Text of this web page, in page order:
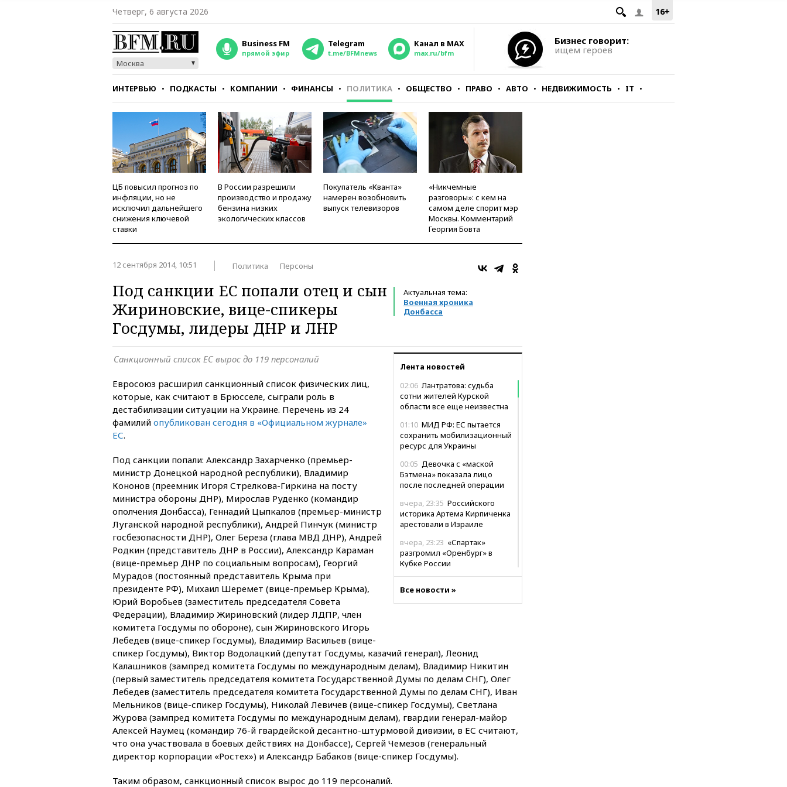
16+
Четверг, 6 августа 2026
Москва
Business FM
прямой эфир
Telegram
t.me/BFMnews
Канал в MAX
max.ru/bfm
Бизнес говорит:
ищем героев
ИНТЕРВЬЮ ПОДКАСТЫ КОМПАНИИ ФИНАНСЫ ПОЛИТИКА ОБЩЕСТВО ПРАВО АВТО НЕДВИЖИМОСТЬ IT
СТИЛЬ ТЕСТЫ
ЦБ повысил прогноз по
инфляции, но не
исключил дальнейшего
снижения ключевой
ставки
В России разрешили
производство и продажу
бензина низких
экологических классов
Покупатель «Кванта»
намерен возобновить
выпуск телевизоров
«Никчемные
разговоры»: с кем на
самом деле спорит мэр
Москвы. Комментарий
Георгия Бовта
12 сентября 2014, 10:51 Политика Персоны
Актуальная тема:
Военная хроника
Донбасса
Под санкции ЕС попали отец и сын
Жириновские, вице-спикеры
Госдумы, лидеры ДНР и ЛНР
Лента новостей
02:06 Лантратова: судьба
сотни жителей Курской
области все еще неизвестна
01:10 МИД РФ: ЕС пытается
сохранить мобилизационный
ресурс для Украины
00:05 Девочка с «маской
Бэтмена» показала лицо
после последней операции
вчера, 23:35 Российского
историка Артема Кирпиченка
арестовали в Израиле
вчера, 23:23 «Спартак»
разгромил «Оренбург» в
Кубке России
X о миграционном кризисе в
Сеуте набрал миллион
означает прекращения
производства телевизоров в
вчера, 22:35 Семь грузовых
вагонов сошли с рельсов в
Оренбургской области
вчера, 22:22Минфин: в июле
выросли нефтегазовые
доходы российского бюджета
Все новости »
Санкционный список ЕС вырос до 119 персоналий
Евросоюз расширил санкционный список физических лиц,
которые, как считают в Брюсселе, сыграли роль в
дестабилизации ситуации на Украине. Перечень из 24
фамилий опубликован сегодня в «Официальном журнале»
ЕС.
Под санкции попали: Александр Захарченко (премьер-
министр Донецкой народной республики), Владимир
Кононов (преемник Игоря Стрелкова-Гиркина на посту
министра обороны ДНР), Мирослав Руденко (командир
ополчения Донбасса), Геннадий Цыпкалов (премьер-министр
Луганской народной республики), Андрей Пинчук (министр
госбезопасности ДНР), Олег Береза (глава МВД ДНР), Андрей
Родкин (представитель ДНР в России), Александр Караман
(вице-премьер ДНР по социальным вопросам), Георгий
Мурадов (постоянный представитель Крыма при
президенте РФ), Михаил Шеремет (вице-премьер Крыма),
Юрий Воробьев (заместитель председателя Совета
Федерации), Владимир Жириновский (лидер ЛДПР, член
комитета Госдумы по обороне), сын Жириновского Игорь
Лебедев (вице-спикер Госдумы), Владимир Васильев (вице-
спикер Госдумы), Виктор Водолацкий (депутат Госдумы, казачий генерал), Леонид
Калашников (зампред комитета Госдумы по международным делам), Владимир Никитин
(первый заместитель председателя комитета Государственной Думы по делам СНГ), Олег
Лебедев (заместитель председателя комитета Государственной Думы по делам СНГ), Иван
Мельников (вице-спикер Госдумы), Николай Левичев (вице-спикер Госдумы), Светлана
Журова (зампред комитета Госдумы по международным делам), гвардии генерал-майор
Алексей Наумец (командир 76-й гвардейской десантно-штурмовой дивизии, в ЕС считают,
что она участвовала в боевых действиях на Донбассе), Сергей Чемезов (генеральный
директор корпорации «Ростех») и Александр Бабаков (вице-спикер Госдумы).
Таким образом, санкционный список вырос до 119 персоналий.